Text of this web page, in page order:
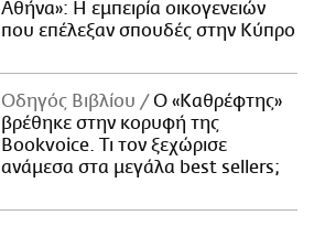
Αθήνα»: Η εμπειρία οικογενειών
που επέλεξαν σπουδές στην Κύπρο
Οδηγός Βιβλίου
Ο «Καθρέφτης»
βρέθηκε στην κορυφή της
Bookvoice. Τι τον ξεχώρισε
ανάμεσα στα μεγάλα best sellers;